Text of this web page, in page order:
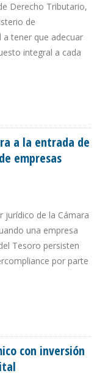
Derecho Tributario,
de
tener que adecuar
integral a cada
a la entrada de
empresas
jurídico de la Cámara
una empresa
Tesoro persisten
por parte
con inversión